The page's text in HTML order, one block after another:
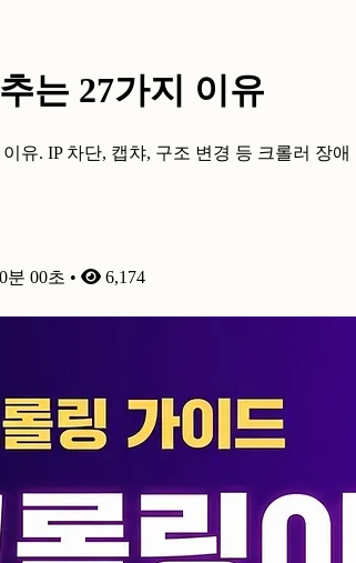
는 27가지 이유
유. IP 차단, 캡챠, 구조 변경 등 크롤러 장
분 00초 • 6,174